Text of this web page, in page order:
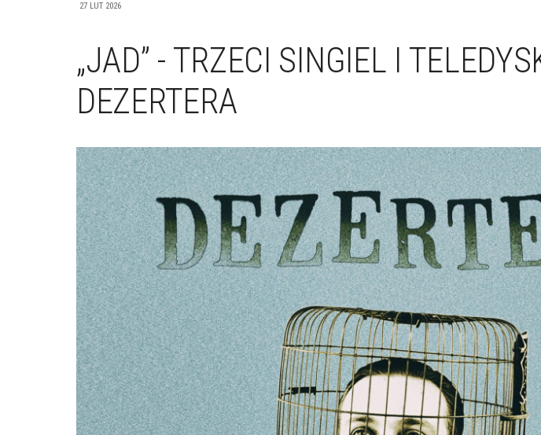
27 LUT 2026
„JAD” - TRZECI SINGIEL I
DEZERTERA